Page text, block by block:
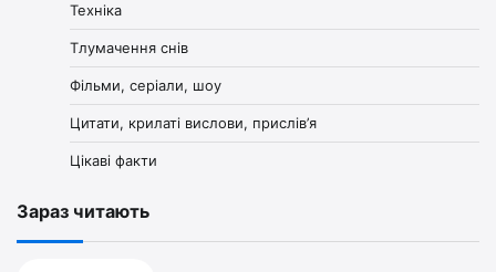
Техніка
Тлумачення снів
Фільми, серіали, шоу
Цитати, крилаті вислови, прислів’я
Цікаві факти
Зараз читають